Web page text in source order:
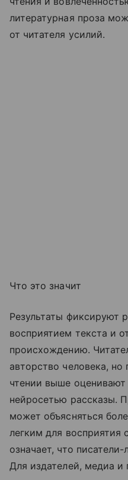
литературная проза
от читателя усилий.
Что это значит
Результаты фиксируют
восприятием текста и
происхождению.
авторство человека,
чтении выше оценивают
нейросетью рассказы.
может объясняться
легким для восприятия
означает, что
Для издателей, медиа и